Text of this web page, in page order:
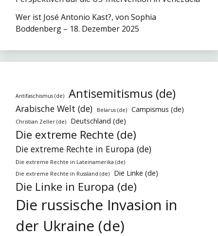
Wer ist José Antonio Kast?, von Sophia
Boddenberg – 18. Dezember 2025
Antifaschismus (de) Antisemitismus (de)
Arabische Welt (de) Belarus (de) Campismus (de)
Christian Zeller (de) Deutschland (de)
Die extreme Rechte (de)
Die extreme Rechte in Europa (de)
Die extreme Rechte in Lateinamerika (de)
Die extreme Rechte in Russland (de)
Die Linke (de)
Die Linke in Europa (de)
Die russische Invasion in
der Ukraine (de)